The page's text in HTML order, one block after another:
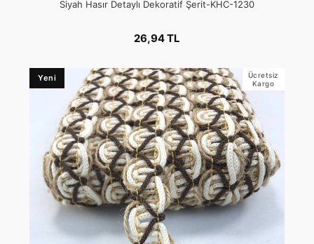
Siyah Hasır Detaylı Dekoratif Şerit-KHC-1230
26,94 TL
Yeni
Ücretsiz
Kargo